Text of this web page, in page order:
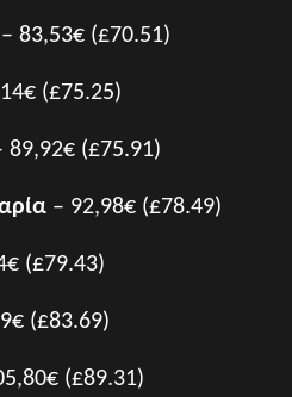
– 83,53€ (£70.51)
(£75.25)
89,92€ (£75.91)
– 92,98€ (£78.49)
(£79.43)
(£83.69)
(£89.31)